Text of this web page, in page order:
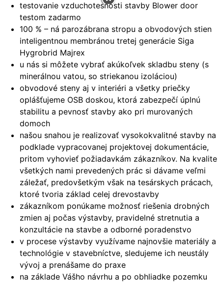
testovanie vzduchotesnosti stavby Blower door
testom zadarmo
100 % – ná parozábrana stropu a obvodových stien
inteligentnou membránou tretej generácie Siga
Hygrobrid Majrex
u nás si môžete vybrať akúkoľvek skladbu steny (s
minerálnou vatou, so striekanou izoláciou)
obvodové steny aj v interiéri a všetky priečky
oplášťujeme OSB doskou, ktorá zabezpečí úplnú
stabilitu a pevnosť stavby ako pri murovaných
domoch
našou snahou je realizovať vysokokvalitné stavby na
podklade vypracovanej projektovej dokumentácie,
pritom vyhovieť požiadavkám zákazníkov. Na kvalite
všetkých nami prevedených prác si dávame veľmi
záležať, predovšetkým však na tesárskych prácach,
ktoré tvoria základ celej drevostavby
zákazníkom ponúkame možnosť riešenia drobných
zmien aj počas výstavby, pravidelné stretnutia a
konzultácie na stavbe a odborné poradenstvo
v procese výstavby využívame najnovšie materiály a
technológie v stavebníctve, sledujeme ich neustály
vývoj a prenášame do praxe
na základe Vášho návrhu a po obhliadke pozemku